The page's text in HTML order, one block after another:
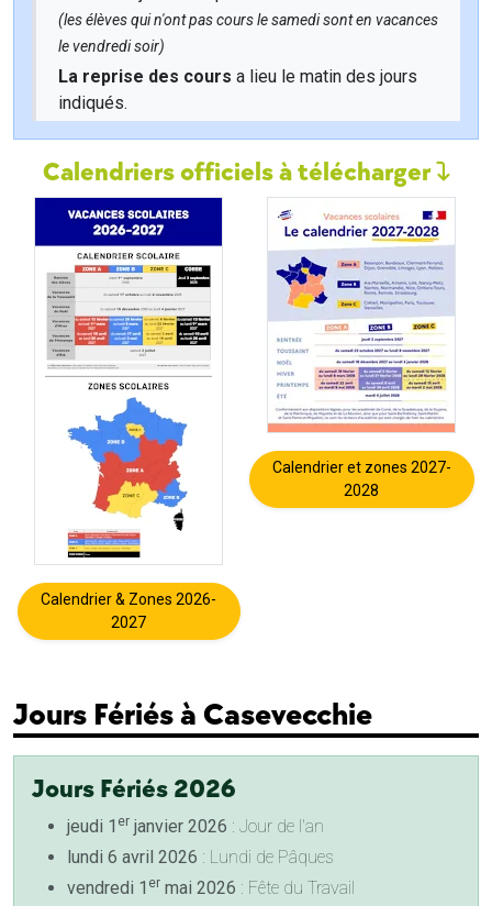
(les élèves qui n'ont pas cours le samedi sont en vacances
le vendredi soir)
La reprise des cours a lieu le matin des jours
indiqués.
Calendriers officiels à télécharger
Calendrier & Zones 2026-
2027
Calendrier et zones 2027-
2028
Jours Fériés à Casevecchie
Jours Fériés 2026
jeudi 1 er janvier 2026 : Jour de l'an
lundi 6 avril 2026 : Lundi de Pâques
vendredi 1 er mai 2026 : Fête du Travail